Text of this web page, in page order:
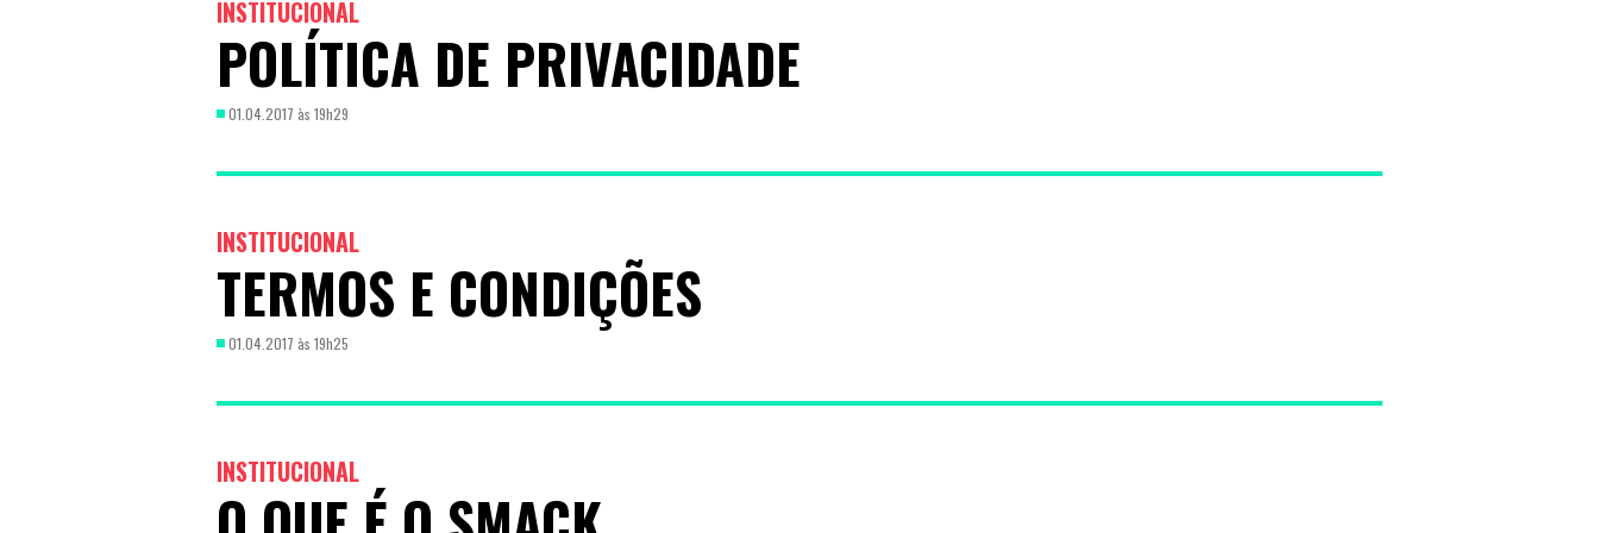
INSTITUCIONAL
POLÍTICA DE PRIVACIDADE
01.04.2017 às 19h29
INSTITUCIONAL
TERMOS E CONDIÇÕES
01.04.2017 às 19h25
INSTITUCIONAL